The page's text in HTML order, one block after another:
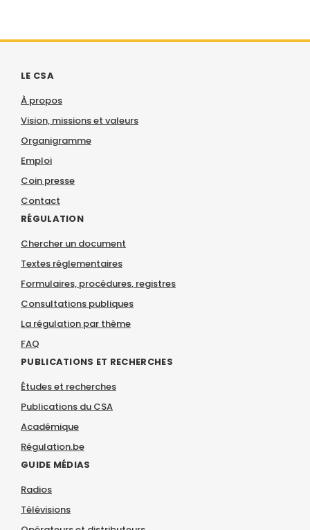
LE CSA
À propos
Vision, missions et valeurs
Organigramme
Emploi
Coin presse
Contact
RÉGULATION
Chercher un document
Textes réglementaires
Formulaires, procédures, registres
Consultations publiques
La régulation par thème
FAQ
PUBLICATIONS ET RECHERCHES
Études et recherches
Publications du CSA
Académique
Régulation.be
GUIDE MÉDIAS
Radios
Télévisions